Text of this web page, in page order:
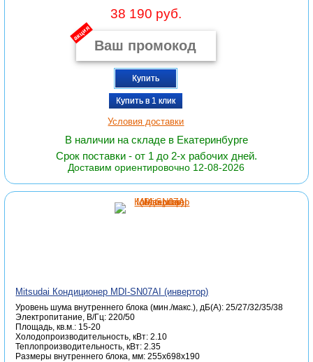
38 190 руб.
акция
Купить
Купить в 1 клик
Условия доставки
В наличии на складе в Екатеринбурге
Срок поставки - от 1 до 2-х рабочих дней.
Доставим ориентировочно 12-08-2026
Mitsudai Кондиционер MDI-SN07AI (инвертор)
Уровень шума внутреннего блока (мин./макс.), дБ(А): 25/27/32/35/38
Электропитание, В/Гц: 220/50
Площадь, кв.м.: 15-20
Холодопроизводительность, кВт: 2.10
Теплопроизводительность, кВт: 2.35
Размеры внутреннего блока, мм: 255х698х190